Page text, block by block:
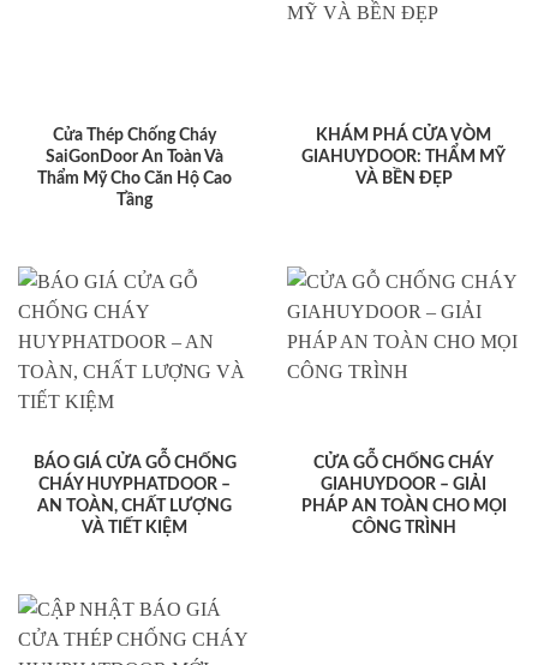
Cửa Thép Chống Cháy
SaiGonDoor An Toàn Và
Thẩm Mỹ Cho Căn Hộ Cao
Tầng
KHÁM PHÁ CỬA VÒM
GIAHUYDOOR: THẨM MỸ
VÀ BỀN ĐẸP
BÁO GIÁ CỬA GỖ CHỐNG
CHÁY HUYPHATDOOR –
AN TOÀN, CHẤT LƯỢNG
VÀ TIẾT KIỆM
CỬA GỖ CHỐNG CHÁY
GIAHUYDOOR – GIẢI
PHÁP AN TOÀN CHO MỌI
CÔNG TRÌNH